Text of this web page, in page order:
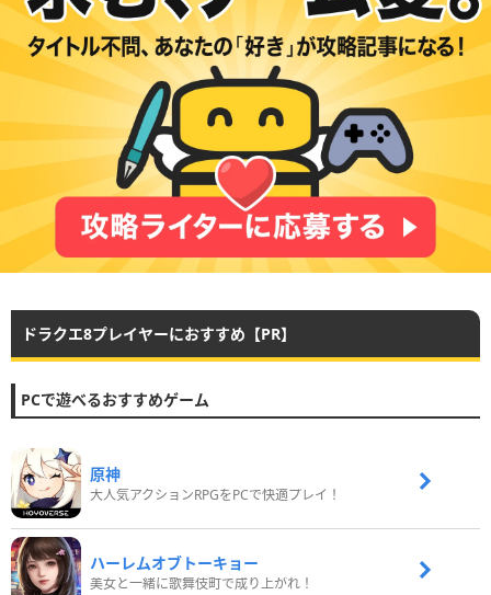
ドラクエ8プレイヤーにおすすめ【PR】
PCで遊べるおすすめゲーム
原神
大人気アクションRPGをPCで快適プレイ！
ハーレムオブトーキョー
美女と一緒に歌舞伎町で成り上がれ！